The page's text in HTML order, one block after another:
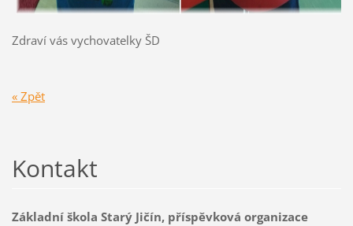
Zdraví vás vychovatelky ŠD
« Zpět
Kontakt
Základní škola Starý Jičín, příspěvková organizace